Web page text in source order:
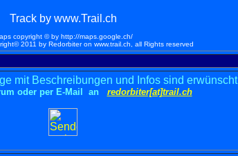
Track by www.Trail.ch
copyright © by http://maps.google.ch/
2011 by Redorbiter on www.trail.ch, all Rights reserved
mit Beschreibungen und Infos sind erwünscht
oder per E-Mail an redorbiter[at]trail.ch